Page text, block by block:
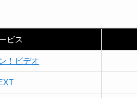
ビス
！ビデオ